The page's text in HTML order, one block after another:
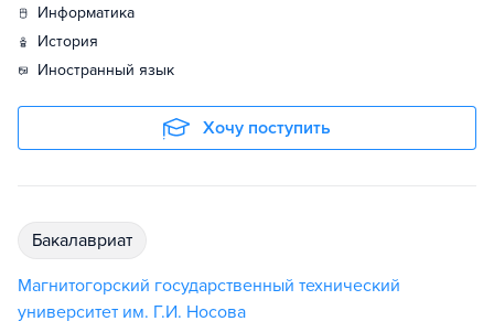
информатика
история
иностранный язык
Хочу поступить
бакалавриат
Магнитогорский государственный технический
университет им. Г.И. Носова